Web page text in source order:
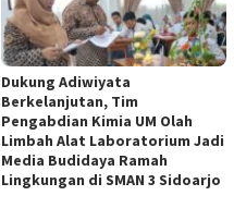
Dukung Adiwiyata
Berkelanjutan, Tim
Pengabdian Kimia UM Olah
Limbah Alat Laboratorium Jadi
Media Budidaya Ramah
Lingkungan di SMAN 3 Sidoarjo